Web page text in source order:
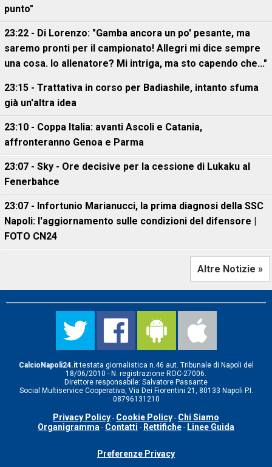
punto"
23:22 - Di Lorenzo: "Gamba ancora un po' pesante, ma
saremo pronti per il campionato! Allegri mi dice sempre
una cosa. Io allenatore? Mi intriga, ma sto capendo che..."
23:15 - Trattativa in corso per Badiashile, intanto sfuma
già un'altra idea
23:10 - Coppa Italia: avanti Ascoli e Catania,
affronteranno Genoa e Parma
23:07 - Sky - Ore decisive per la cessione di Lukaku al
Fenerbahce
23:07 - Infortunio Marianucci, la prima diagnosi della SSC
Napoli: l'aggiornamento sulle condizioni del difensore |
FOTO CN24
Altre Notizie »
CalcioNapoli24.ittestata giornalistica n.46 aut. Tribunale di Napoli del
18/06/2010 - N. registrazione ROC-27006.
Direttore responsabile: Salvatore Passante
Social Multiservice Cooperativa, Via Dei Fiorentini 21, 80133 Napoli P.I.
08796131210
Privacy Policy - Cookie Policy - Chi Siamo
Organigramma - Contatti - Rettifiche - Linee Guida
Preferenze Privacy